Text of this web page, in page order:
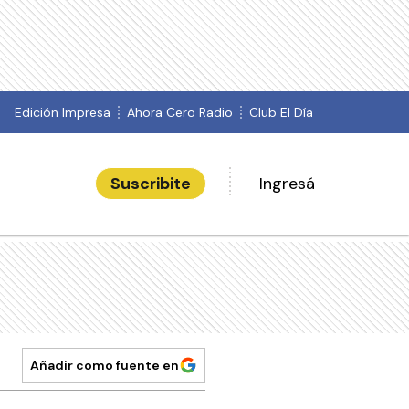
Edición Impresa Ahora Cero Radio Club El Día
Suscribite Ingresá
Añadir como fuente en